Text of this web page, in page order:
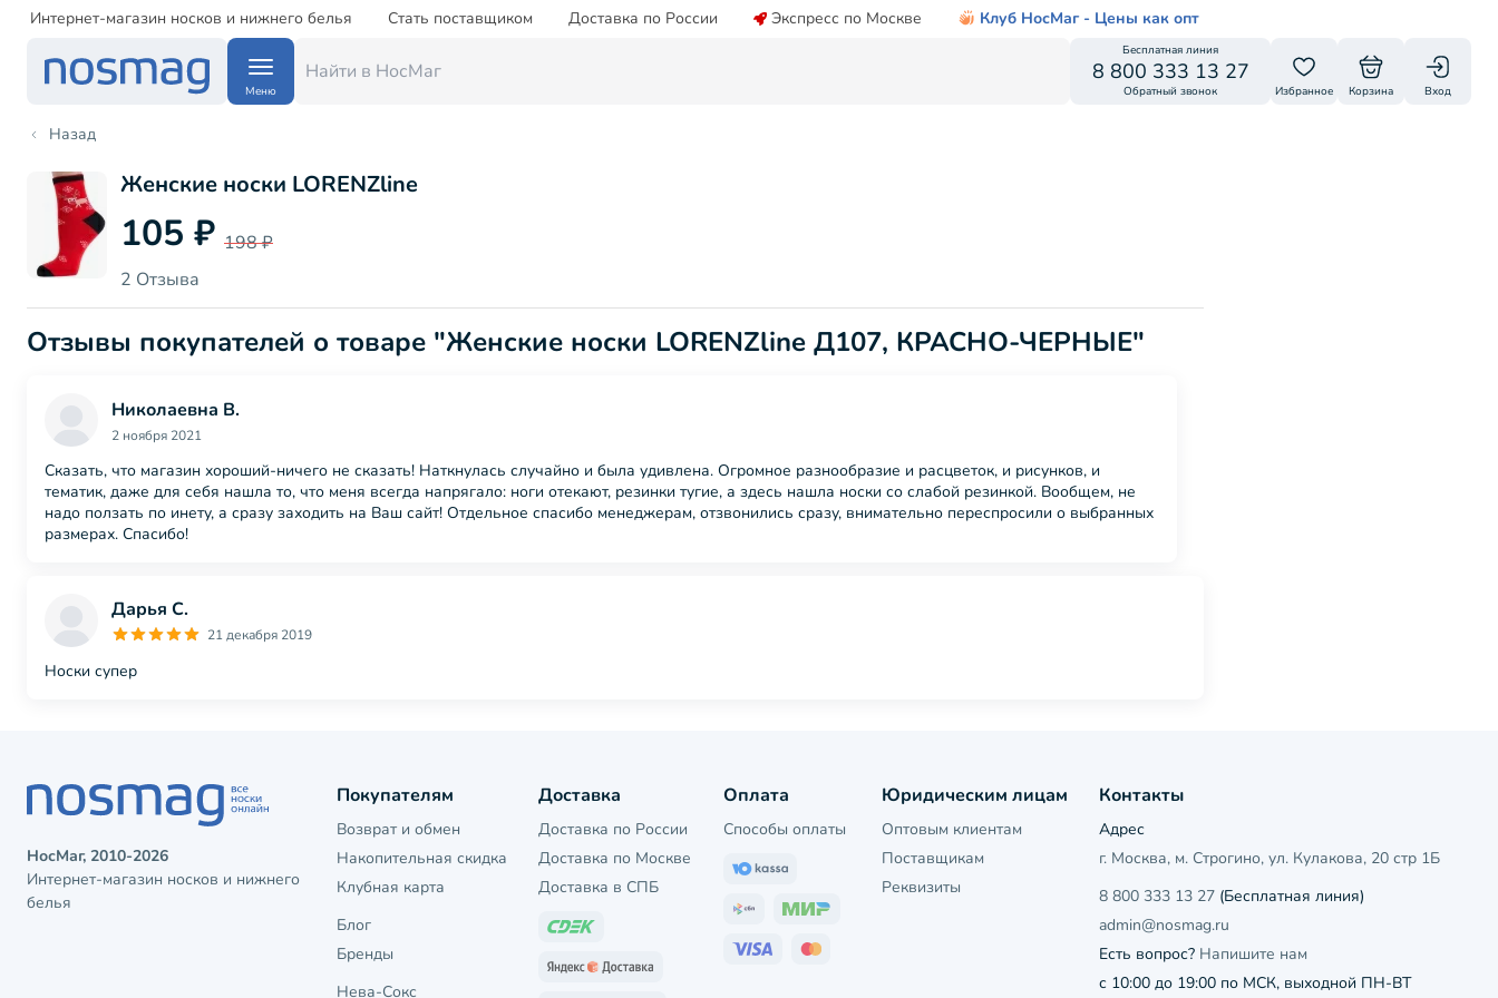
Интернет-магазин носков и нижнего белья Стать поставщиком Доставка по России Экспресс по Москве Клуб НосМаг - Цены как опт
Меню
Бесплатная линия
8 800 333 13 27
Обратный звонок Избранное Корзина Вход
Назад
Женские носки LORENZline
105 ₽ 198 ₽
2 Отзыва
Отзывы покупателей о товаре "Женские носки LORENZline Д107, КРАСНО-ЧЕРНЫЕ"
Николаевна В.
2 ноября 2021
Сказать, что магазин хороший-ничего не сказать! Наткнулась случайно и была удивлена. Огромное разнообразие и расцветок, и рисунков, и
тематик, даже для себя нашла то, что меня всегда напрягало: ноги отекают, резинки тугие, а здесь нашла носки со слабой резинкой. Вообщем, не
надо ползать по инету, а сразу заходить на Ваш сайт! Отдельное спасибо менеджерам, отзвонились сразу, внимательно переспросили о выбранных
размерах. Спасибо!
Дарья С.
21 декабря 2019
Носки супер
НосМаг, 2010-2026
Интернет-магазин носков и нижнего
белья
Покупателям
Возврат и обмен
Накопительная скидка
Клубная карта
Блог
Бренды
Нева-Сокс
Доставка
Доставка по России
Доставка по Москве
Доставка в СПБ
Оплата
Способы оплаты
Юридическим лицам
Оптовым клиентам
Поставщикам
Реквизиты
Контакты
Адрес
г. Москва, м. Строгино, ул. Кулакова, 20 стр 1Б
8 800 333 13 27(Бесплатная линия)
admin@nosmag.ru
Есть вопрос? Напишите нам
с 10:00 до 19:00 по МСК, выходной ПН-ВТ